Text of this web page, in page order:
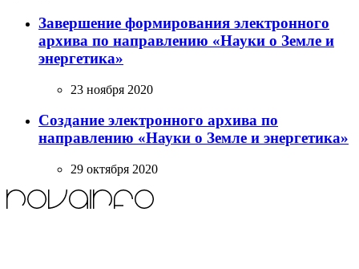
Завершение формирования электронного
архива по направлению «Науки о Земле и
энергетика»
23 ноября 2020
Создание электронного архива по
направлению «Науки о Земле и энергетика»
29 октября 2020